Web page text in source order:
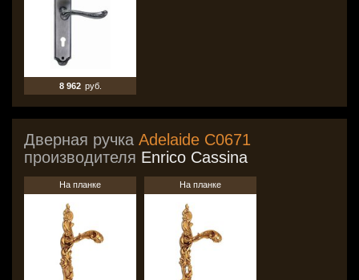
8 962 руб.
Дверная ручка Adelaide C0671
производителя Enrico Cassina
На планке На планке